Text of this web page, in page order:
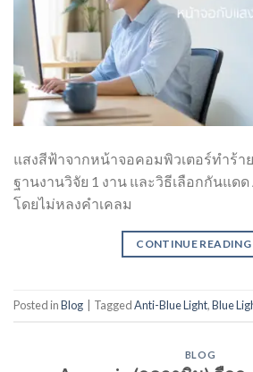
แสงสีฟ้าจากหน้าจอคอมพิวเตอร์ทำร้า
ฐานงานวิจัย 1 งาน และวิธีเลือกกันแดด
โดยไม่หลงคำเคลม
CONTINUE READING
Posted inBlog TaggedAnti-Blue Light,Blue
BLOG